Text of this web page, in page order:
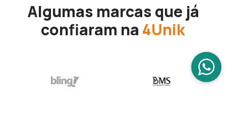
Algumas marcas que já
confiaram na 4Unik